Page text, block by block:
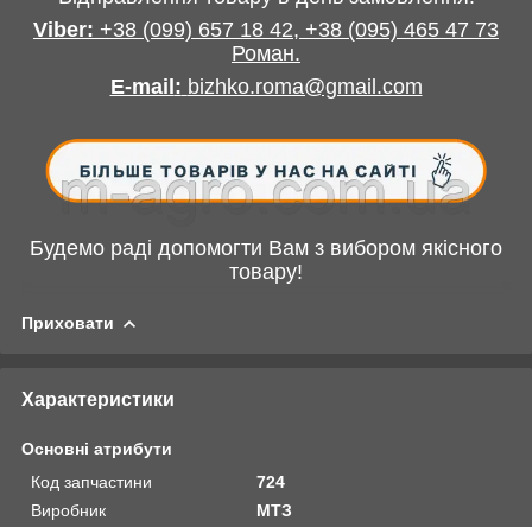
Viber: +38 (099) 657 18 42, +38 (095) 465 47 73
Роман.
E-mail: bizhko.roma@gmail.com
Будемо раді допомогти Вам з вибором якісного
товару!
Приховати
Характеристики
Основні атрибути
Код запчастини
724
Виробник
МТЗ